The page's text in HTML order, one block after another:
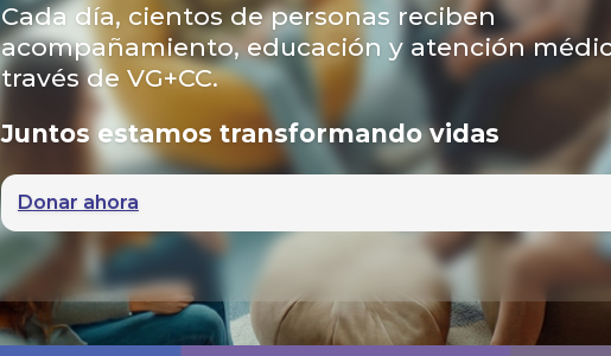
Cada día, cientos de personas reciben
acompañamiento, educación y atención
través de VG+CC.
Juntos estamos transformando vidas
Donar ahora